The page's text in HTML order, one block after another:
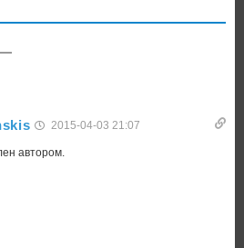
2015-04-03 21:07
автором.